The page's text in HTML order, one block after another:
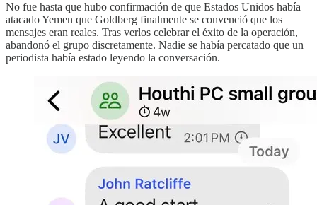
No fue hasta que hubo confirmación de que Estados Unidos había
atacado Yemen que Goldberg finalmente se convenció que los
mensajes eran reales. Tras verlos celebrar el éxito de la operación,
abandonó el grupo discretamente. Nadie se había percatado que un
periodista había estado leyendo la conversación.